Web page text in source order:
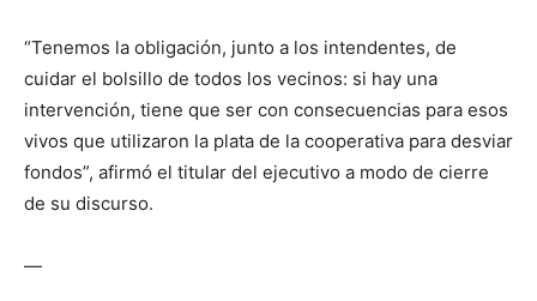
“Tenemos la obligación, junto a los intendentes, de
cuidar el bolsillo de todos los vecinos: si hay una
intervención, tiene que ser con consecuencias para esos
vivos que utilizaron la plata de la cooperativa para desviar
fondos”, afirmó el titular del ejecutivo a modo de cierre
de su discurso.
—